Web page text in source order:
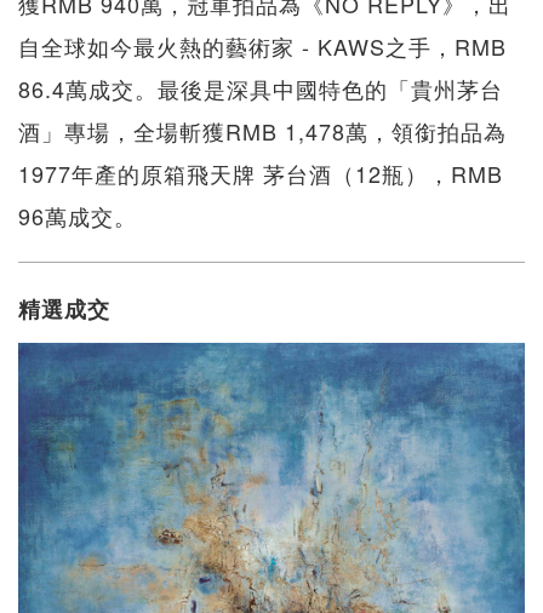
自全球如今最火熱的藝術家 - KAWS之手，RMB
86.4萬成交。最後是深具中國特色的「貴州茅台
酒」專場，全場斬獲RMB 1,478萬，領銜拍品為
1977年產的原箱飛天牌 茅台酒（12瓶），RMB
96萬成交。
精選成交